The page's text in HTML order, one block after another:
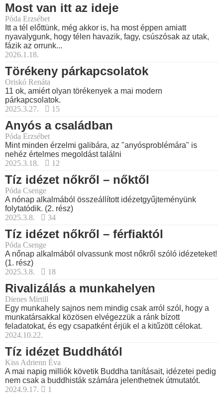
Most van itt az ideje
Póda Erzsébet
Itt a tél előttünk, még akkor is, ha most éppen amiatt
nyavalygunk, hogy télen havazik, fagy, csúszósak az utak,
fázik az orrunk...
2026.1.18.
Törékeny párkapcsolatok
Oriskó Renáta
11 ok, amiért olyan törékenyek a mai modern
párkapcsolatok.
2025.3.27.
15
Anyós a családban
Póda Erzsébet
Mint minden érzelmi galibára, az "anyósproblémára" is
nehéz értelmes megoldást találni
2025.3.18.
12
Tíz idézet nőkről – nőktől
Póda Csenge
A nónap alkalmából összeállított idézetgyűjteményünk
folytatódik. (2. rész)
2025.3.8.
34
Tíz idézet nőkről – férfiaktól
Póda Csenge
A nőnap alkalmából olvassunk most nőkről szóló idézeteket!
(1. rész)
2025.3.8.
18
Rivalizálás a munkahelyen
Dienes Mirtill
Egy munkahely sajnos nem mindig csak arról szól, hogy a
munkatársakkal közösen elvégezzük a ránk bízott
feladatokat, és egy csapatként érjük el a kitűzött célokat.
2024.10.22.
Tíz idézet Buddhától
Kiss Adrienn Éva
A mai napig milliók követik Buddha tanításait, idézetei pedig
nem csak a buddhisták számára jelenthetnek útmutatót.
2024.9.17.
1